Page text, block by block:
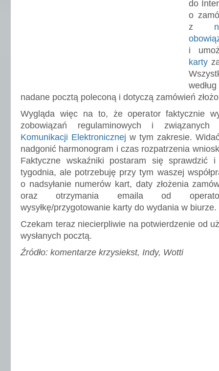
do
o
z
i
karty
nadane pocztą poleconą i dotyczą zamówień
Wygląda więc na to, że operator faktycznie
zobowiązań regulaminowych i
Komunikacji Elektronicznej w tym zakresie.
nadgonić harmonogram i czas rozpatrzenia
Faktyczne wskaźniki postaram się sprawdzić
tygodnia, ale potrzebuję przy tym waszej
o nadsyłanie numerów kart, daty złożenia
oraz otrzymania emaila od
wysyłkę/przygotowanie karty do wydania w biurze.
Czekam teraz niecierpliwie na potwierdzenie od
wysłanych pocztą.
Źródło: komentarze krzysiekst, Indy, Wotti